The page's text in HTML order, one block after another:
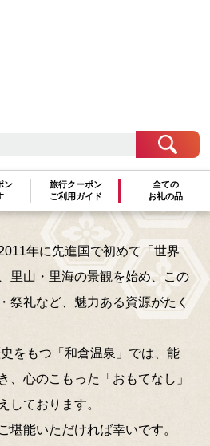
ン
旅行クーポン
ご利用ガイド
全ての
お礼の品
能登半島の中央部に位置し、人
国勢調査）の能登の中核都市
年に先進国で初めて「世界
里山・里海の景観を始め、この
祭礼など、魅力ある資源がたく
をもつ「和倉温泉」では、能
、心のこもった「おもてなし」
しております。
堪能いただければ幸いです。